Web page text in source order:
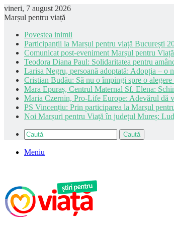
vineri, 7 august 2026
Marșul pentru viață
Povestea inimii
Participanții la Marșul pentru viață București
Comunicat post-eveniment Marșul pentru
Teodora Diana Paul: Solidaritatea pentru
Larisa Negru, persoană adoptată: Adopția – o
Cristian Budău: Să nu o împingi spre o
Mara Epuraș, Centrul Maternal Sf. Elena:
Maria Czernin, Pro-Life Europe: Adevărul dă
PS Vincențiu: Prin participarea la Marșul
Noi Marșuri pentru Viață în județul Mureș:
Caută
Meniu